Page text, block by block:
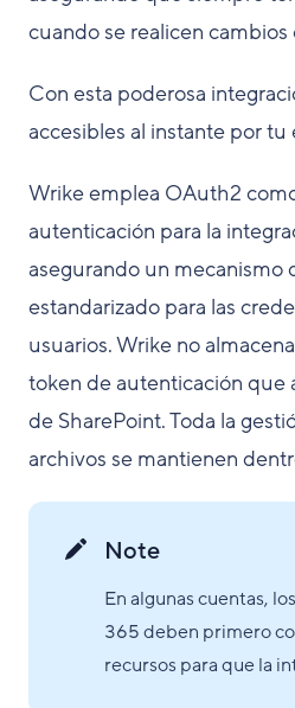
cuando se realicen cambios
Con esta poderosa
accesibles al instante por
Wrike emplea OAuth2
autenticación para la
asegurando un mecanismo
estandarizado para las
usuarios. Wrike no
token de autenticación que
de SharePoint. Toda la
archivos se mantienen
Note
En algunas cuentas,
365 deben primero
recursos para que la